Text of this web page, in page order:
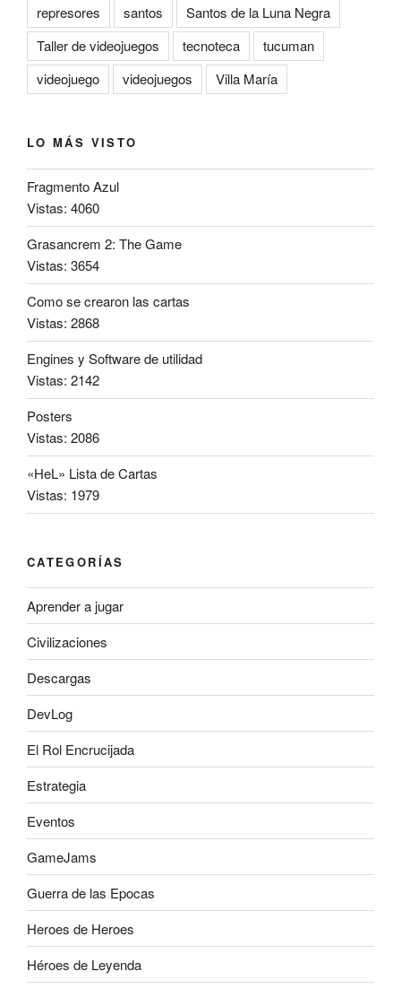
represores santos
Santos de la Luna Negra
Taller de videojuegos
tecnoteca
tucuman
videojuego
videojuegos Villa María
LO MÁS VISTO
Fragmento Azul
Vistas: 4060
Grasancrem 2: The Game
Vistas: 3654
Como se crearon las cartas
Vistas: 2868
Engines y Software de utilidad
Vistas: 2142
Posters
Vistas: 2086
«HeL» Lista de Cartas
Vistas: 1979
CATEGORÍAS
Aprender a jugar
Civilizaciones
Descargas
DevLog
El Rol Encrucijada
Estrategia
Eventos
GameJams
Guerra de las Epocas
Heroes de Heroes
Héroes de Leyenda